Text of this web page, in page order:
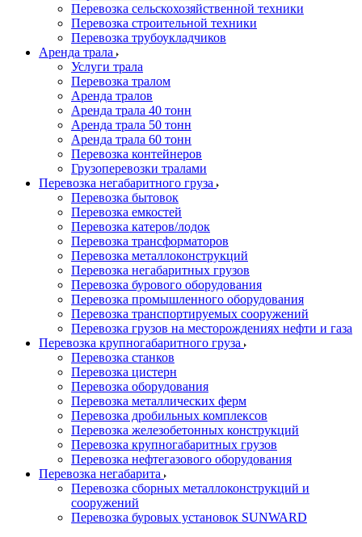
Перевозка сельскохозяйственной техники
Перевозка строительной техники
Перевозка трубоукладчиков
Аренда трала
Услуги трала
Перевозка тралом
Аренда тралов
Аренда трала 40 тонн
Аренда трала 50 тонн
Аренда трала 60 тонн
Перевозка контейнеров
Грузоперевозки тралами
Перевозка негабаритного груза
Перевозка бытовок
Перевозка емкостей
Перевозка катеров/лодок
Перевозка трансформаторов
Перевозка металлоконструкций
Перевозка негабаритных грузов
Перевозка бурового оборудования
Перевозка промышленного оборудования
Перевозка транспортируемых сооружений
Перевозка грузов на месторождениях нефти и газа
Перевозка крупногабаритного груза
Перевозка станков
Перевозка цистерн
Перевозка оборудования
Перевозка металлических ферм
Перевозка дробильных комплексов
Перевозка железобетонных конструкций
Перевозка крупногабаритных грузов
Перевозка нефтегазового оборудования
Перевозка негабарита
Перевозка сборных металлоконструкций и
сооружений
Перевозка буровых установок SUNWARD